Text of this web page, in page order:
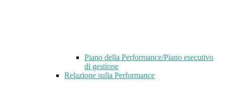
Piano della Performance/Piano esecutivo
di gestione
Relazione sulla Performance